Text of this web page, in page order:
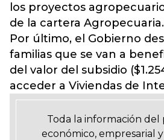
los proyectos
de la cartera Agropecuaria.
Por último, el Gobierno
familias que se van a
del valor del subsidio
acceder a Viviendas de
Toda la información del
económico, empresarial